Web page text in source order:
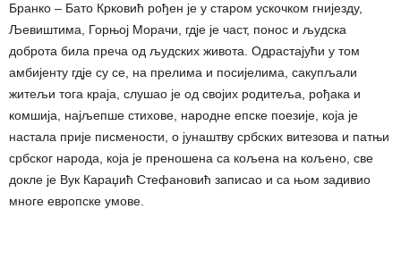
Бранко – Бато Крковић рођен је у старом ускочком гнијезду,
Љевиштима, Горњој Морачи, гдје је част, понос и људска
доброта била преча од људских живота. Одрастајући у том
амбијенту гдје су се, на прелима и посијелима, сакупљали
житељи тога краја, слушао је од својих родитеља, рођака и
комшија, најљепше стихове, народне епске поезије, која је
настала прије писмености, о јунаштву србских витезова и патњи
србског народа, која је преношена са кољена на кољено, све
докле је Вук Караџић Стефановић записао и са њом задивио
многе европске умове.